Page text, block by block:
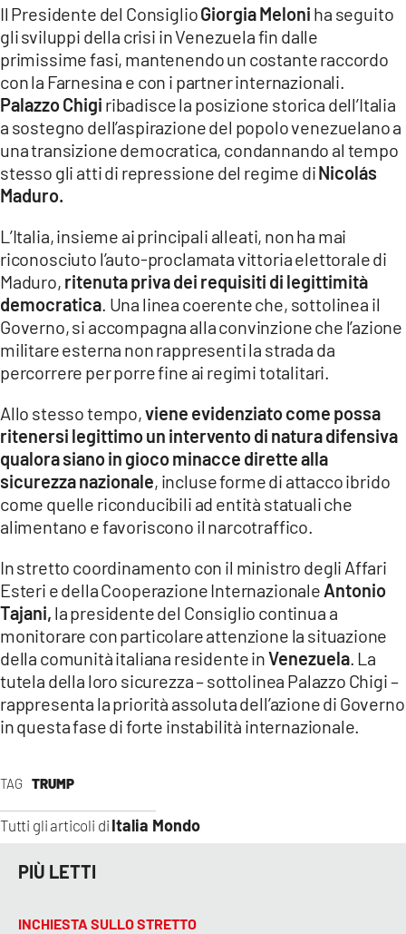
ILREGGINO.IT
COSENZACHANNEL.IT
ILVIBONESE.IT
CATANZAROCHANNEL.IT
LACAPITALENEWS.IT
App
APPLE
TAG TRUMP
Tutti gli articoli di Italia Mondo
Il Presidente del ConsiglioGiorgia Meloni ha seguito
gli sviluppi della crisi in Venezuela fin dalle
primissime fasi, mantenendo un costante raccordo
con la Farnesina e con i partner internazionali.
Palazzo Chigi ribadisce la posizione storica dell’Italia
a sostegno dell’aspirazione del popolo venezuelano a
una transizione democratica, condannando al tempo
stesso gli atti di repressione del regime diNicolás
Maduro.
L’Italia, insieme ai principali alleati, non ha mai
riconosciuto l’auto-proclamata vittoria elettorale di
Maduro, ritenuta priva dei requisiti di legittimità
democratica . Una linea coerente che, sottolinea il
Governo, si accompagna alla convinzione che l’azione
militare esterna non rappresenti la strada da
percorrere per porre fine ai regimi totalitari.
Allo stesso tempo,viene evidenziato come possa
ritenersi legittimo un intervento di natura difensiva
qualora siano in gioco minacce dirette alla
sicurezza nazionale, incluse forme di attacco ibrido
come quelle riconducibili ad entità statuali che
alimentano e favoriscono il narcotraffico.
In stretto coordinamento con il ministro degli Affari
Esteri e della Cooperazione Internazionale Antonio
Tajani, la presidente del Consiglio continua a
monitorare con particolare attenzione la situazione
della comunità italiana residente inVenezuela. La
tutela della loro sicurezza – sottolinea Palazzo Chigi –
rappresenta la priorità assoluta dell’azione di Governo
in questa fase di forte instabilità internazionale.
PIÙ LETTI
INCHIESTA SULLO STRETTO